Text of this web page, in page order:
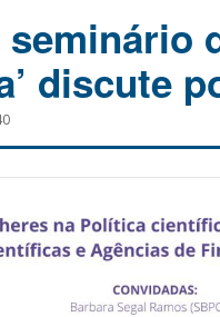
discute